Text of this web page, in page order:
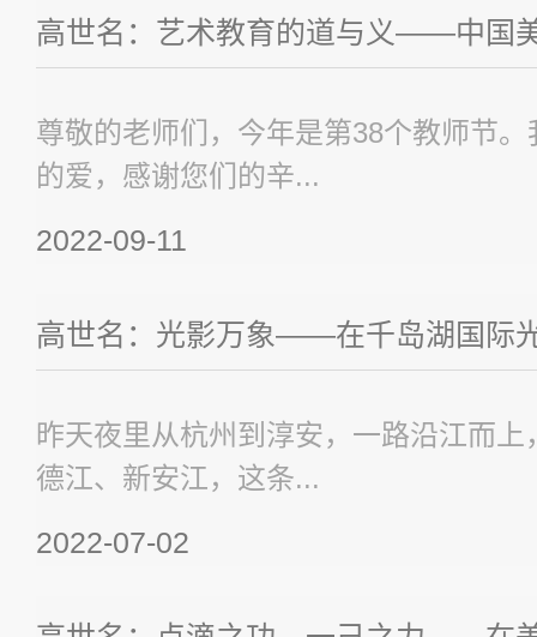
高世名：艺术教育的道与义——中国
尊敬的老师们，今年是第38个教师节
的爱，感谢您们的辛...
2022-09-11
高世名：光影万象——在千岛湖国际
昨天夜里从杭州到淳安，一路沿江而
德江、新安江，这条...
2022-07-02